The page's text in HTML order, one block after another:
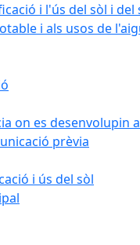
i l'ús del sòl i del
i als usos de
on es desenvolupin
prèvia
i ús del sòl